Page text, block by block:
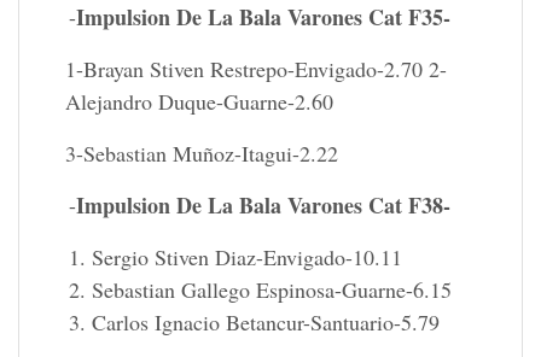
-Impulsion De La Bala Varones Cat F35-
1-Brayan Stiven Restrepo-Envigado-2.70 2-
Alejandro Duque-Guarne-2.60
3-Sebastian Muñoz-Itagui-2.22
-Impulsion De La Bala Varones Cat F38-
Sergio Stiven Diaz-Envigado-10.11
Sebastian Gallego Espinosa-Guarne-6.15
Carlos Ignacio Betancur-Santuario-5.79